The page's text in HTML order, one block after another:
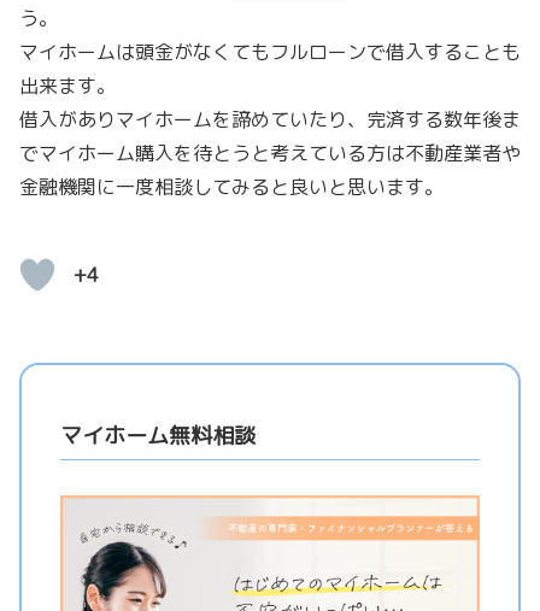
う。
マイホームは頭金がなくてもフルローンで借入することも
出来ます。
借入がありマイホームを諦めていたり、完済する数年後ま
でマイホーム購入を待とうと考えている方は不動産業者や
金融機関に一度相談してみると良いと思います。
+4
マイホーム無料相談